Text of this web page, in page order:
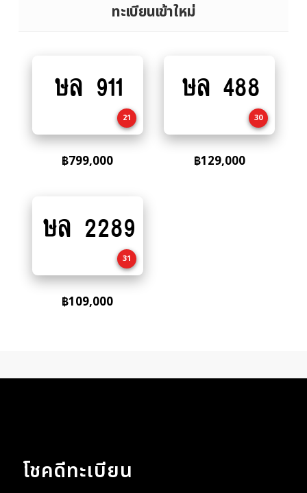
ทะเบียนเข้าใหม่
to
ษล 911
21
฿799,000
to
ษล 488
30
฿129,000
to
ษล 2289
31
฿109,000
โชคดีทะเบียน